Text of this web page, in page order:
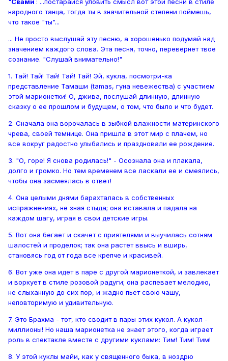
народного танца, тогда ты в значительной степени поймешь,
что такое "ты"...
... Не просто выслушай эту песню, а хорошенько подумай над
значением каждого слова. Эта песня, точно, перевернет твое
сознание. "Слушай внимательно!"
1. Тай! Тай! Тай! Тай! Тай! Эй, кукла, посмотри-ка
представление Тамаши (tamas, гуна невежества) с участием
этой марионетки! О, джива, послушай длинную, длинную
сказку о ее прошлом и будущем, о том, что было и что будет.
2. Сначала она ворочалась в зыбкой влажности материнского
чрева, своей темнице. Она пришла в этот мир с плачем, но
все вокруг радостно улыбались и праздновали ее рождение.
3. "О, горе! Я снова родилась!" - Осознала она и плакала,
долго и громко. Но тем временем все ласкали ее и смеялись,
чтобы она засмеялась в ответ!
4. Она целыми днями барахталась в собственных
испражнениях, не зная стыда; она вставала и падала на
каждом шагу, играя в свои детские игры.
5. Вот она бегает и скачет с приятелями и выучилась сотням
шалостей и проделок; так она растет ввысь и вширь,
становясь год от года все крепче и красивей.
6. Вот уже она идет в паре с другой марионеткой, и завлекает
и воркует в стиле розовой радуги; она распевает мелодию,
не слыханную до сих пор, и жадно пьет свою чашу,
неповторимую и удивительную.
7. Это Брахма - тот, кто сводит в пары этих кукол. А кукол -
миллионы! Но наша марионетка не знает этого, когда играет
роль в спектакле вместе с другими куклами: Тим! Тим! Тим!
8. У этой куклы майи, как у священного быка, в ноздрю